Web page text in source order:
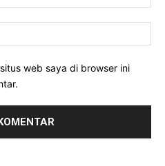
web saya di browser ini